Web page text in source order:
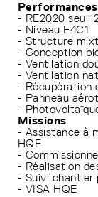
Performances
- RE2020 seuil
- Niveau E4C1
- Structure
- Conception
- Ventilation
- Ventilation
- Récupération
- Panneau
-
Missions
- Assistance à
HQE
-
- Réalisation
- Suivi chantier
- VISA HQE